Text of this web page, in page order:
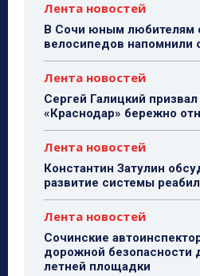
Лента новостей
В Сочи юным любителям
велосипедов напомнили
Лента новостей
Сергей Галицкий
«Краснодар» бережно
Лента новостей
Константин Затулин
развитие системы
Лента новостей
Сочинские
дорожной безопасности
летней площадки